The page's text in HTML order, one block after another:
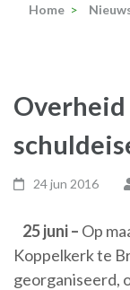
Home >
24 jun 2016
25 juni – Op
Koppelkerk te
georganiseerd,